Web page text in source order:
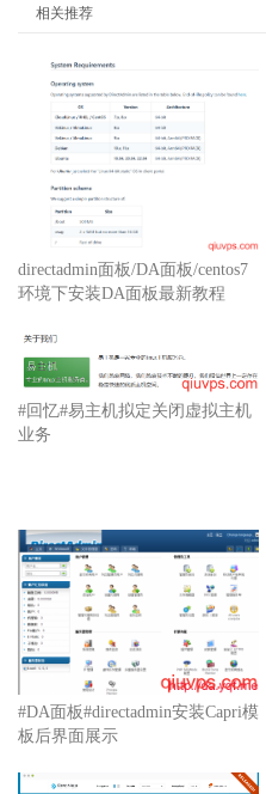
相关推荐
directadmin面板/DA面板/centos7
环境下安装DA面板最新教程
#回忆#易主机拟定关闭虚拟主机
业务
#DA面板#directadmin安装Capri模
板后界面展示